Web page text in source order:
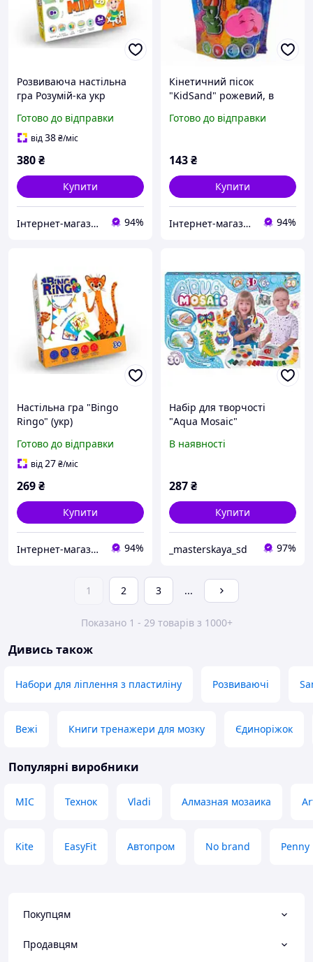
Розвиваюча настільна
гра Розумій-ка укр
Готово до відправки
від38₴/міс
380₴
Купити
Інтернет-магазин срібних прикрас "Талісман" 94%
Кінетичний пісок
"KidSand" рожевий, в
Готово до відправки
143₴
Купити
Інтернет-магазин срібних прикрас "Талісман" 94%
Настільна гра "Bingo
Ringo" (укр)
Готово до відправки
від27₴/міс
269₴
Купити
Інтернет-магазин срібних прикрас "Талісман" 94%
Набір для творчості
"Aqua Mosaic"
В наявності
287₴
Купити
_masterskaya_sd 97%
1 2 3 ...
Показано 1 - 29 товарів з 1000+
Дивись також
Набори для ліплення з пластиліну Розвиваючі
Вежі Книги тренажери для мозку Єдиноріжок
Популярні виробники
MIC Технок Vladi Алмазная мозаика
Kite EasyFit Автопром No brand Penny
Покупцям
Продавцям